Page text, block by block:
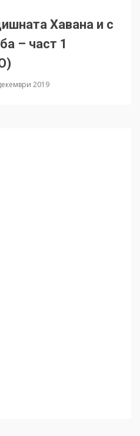
Хавана и с
– част 1
2019